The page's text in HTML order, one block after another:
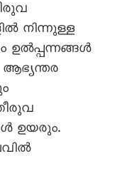
നിന്നുള്ള
ഉൽപ്പന്നങ്ങൾ
ആഭ്യന്തര
ഉയരും.